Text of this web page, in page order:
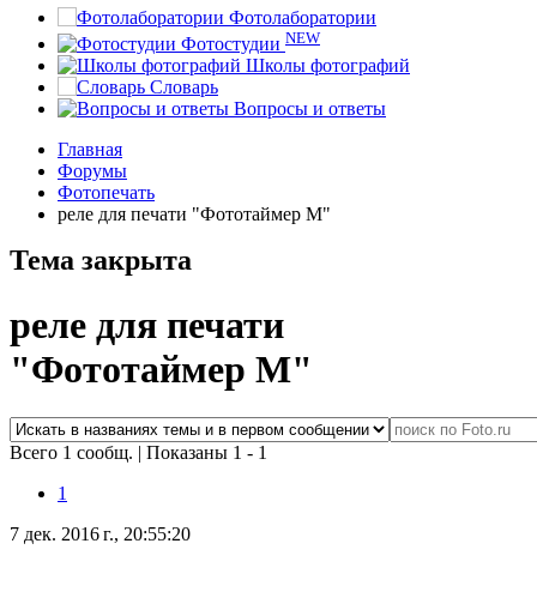
Фотолаборатории
Фотостудии NEW
Школы фотографий
Словарь
Вопросы и ответы
Главная
Форумы
Фотопечать
реле для печати "Фототаймер М"
Тема закрыта
реле для печати
"Фототаймер М"
Всего 1 сообщ. | Показаны 1 - 1
1
7 дек. 2016 г., 20:55:20